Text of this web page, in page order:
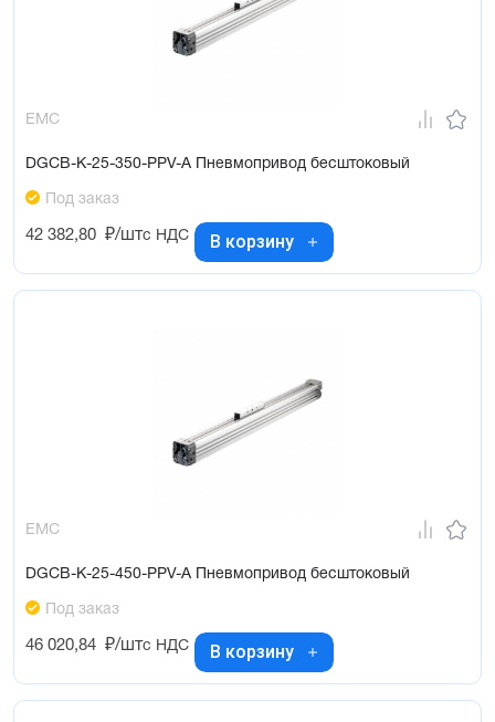
EMC
DGCB-K-25-350-PPV-A Пневмопривод бесштоковый
Под заказ
42 382,80 ₽/штс НДС В корзину
EMC
DGCB-K-25-450-PPV-A Пневмопривод бесштоковый
Под заказ
46 020,84 ₽/штс НДС В корзину